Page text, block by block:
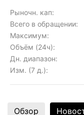
Рыночн. кап:
Всего в обращении:
Максимум:
Объём (24ч):
Дн. диапазон:
Изм. (7 д.):
Обзор